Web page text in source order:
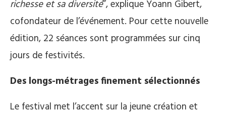
richesse et sa diversité”, explique Yoann Gibert,
cofondateur de l’événement. Pour cette nouvelle
édition, 22 séances sont programmées sur cinq
jours de festivités.
Des longs-métrages finement sélectionnés
Le festival met l’accent sur la jeune création et